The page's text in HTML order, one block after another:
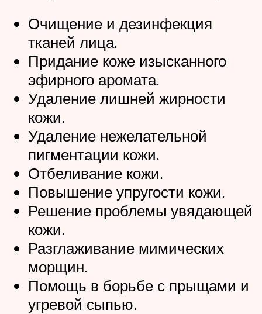
Очищение и дезинфекция
тканей лица.
Придание коже изысканного
эфирного аромата.
Удаление лишней жирности
кожи.
Удаление нежелательной
пигментации кожи.
Отбеливание кожи.
Повышение упругости кожи.
Решение проблемы увядающей
кожи.
Разглаживание мимических
морщин.
Помощь в борьбе с прыщами и
угревой сыпью.